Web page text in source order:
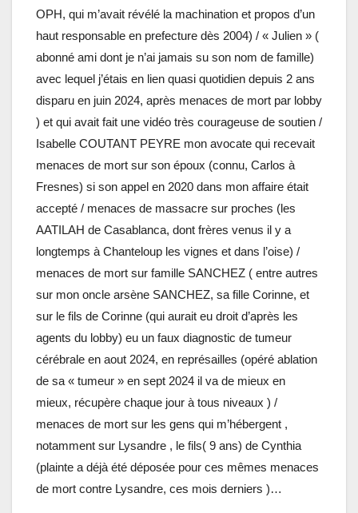
OPH, qui m’avait révélé la machination et propos d’un
haut responsable en prefecture dès 2004) / « Julien » (
abonné ami dont je n’ai jamais su son nom de famille)
avec lequel j’étais en lien quasi quotidien depuis 2 ans
disparu en juin 2024, après menaces de mort par lobby
) et qui avait fait une vidéo très courageuse de soutien /
Isabelle COUTANT PEYRE mon avocate qui recevait
menaces de mort sur son époux (connu, Carlos à
Fresnes) si son appel en 2020 dans mon affaire était
accepté / menaces de massacre sur proches (les
AATILAH de Casablanca, dont frères venus il y a
longtemps à Chanteloup les vignes et dans l’oise) /
menaces de mort sur famille SANCHEZ ( entre autres
sur mon oncle arsène SANCHEZ, sa fille Corinne, et
sur le fils de Corinne (qui aurait eu droit d’après les
agents du lobby) eu un faux diagnostic de tumeur
cérébrale en aout 2024, en représailles (opéré ablation
de sa « tumeur » en sept 2024 il va de mieux en
mieux, récupère chaque jour à tous niveaux ) /
menaces de mort sur les gens qui m’hébergent ,
notamment sur Lysandre , le fils( 9 ans) de Cynthia
(plainte a déjà été déposée pour ces mêmes menaces
de mort contre Lysandre, ces mois derniers )…